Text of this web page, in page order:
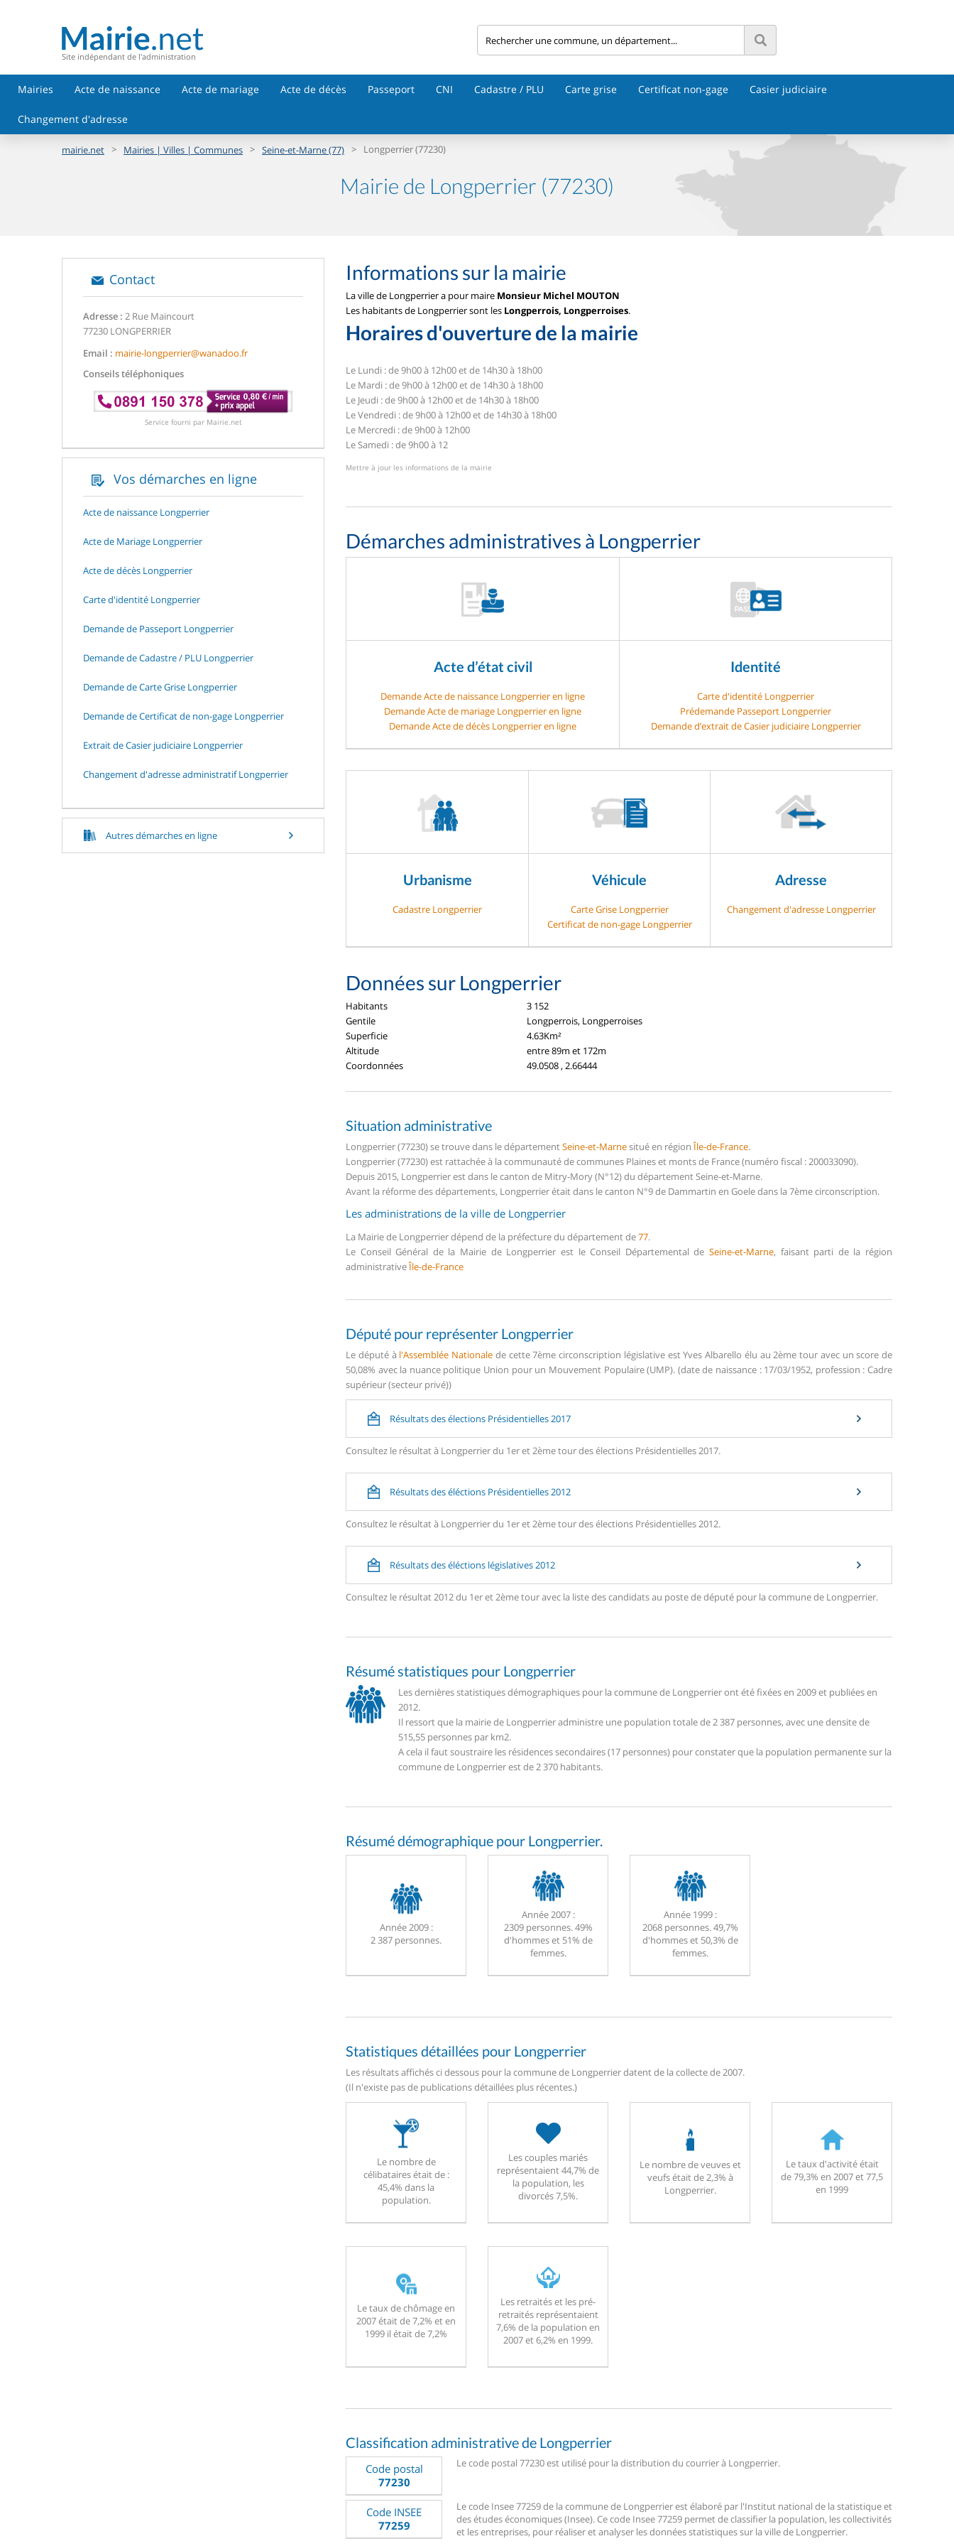
Site indépendant de l'administration
Mairies Acte de naissance Acte de mariage Acte de décès Passeport CNI Cadastre / PLU Carte grise Certificat non-gage Casier judiciaire
Changement d'adresse
mairie.net > Mairies | Villes | Communes > Seine-et-Marne (77) > Longperrier (77230)
Mairie de Longperrier (77230)
Contact
Adresse : 2 Rue Maincourt
77230 LONGPERRIER
Email : mairie-longperrier@wanadoo.fr
Conseils téléphoniques
Service fourni par Mairie.net
Vos démarches en ligne
Acte de naissance Longperrier
Acte de Mariage Longperrier
Acte de décès Longperrier
Carte d'identité Longperrier
Demande de Passeport Longperrier
Demande de Cadastre / PLU Longperrier
Demande de Carte Grise Longperrier
Demande de Certificat de non-gage Longperrier
Extrait de Casier judiciaire Longperrier
Changement d'adresse administratif Longperrier
Autres démarches en ligne
Informations sur la mairie
La ville de Longperrier a pour maire Monsieur Michel MOUTON
Les habitants de Longperrier sont les Longperrois, Longperroises.
Horaires d'ouverture de la mairie
Le Lundi : de 9h00 à 12h00 et de 14h30 à 18h00
Le Mardi : de 9h00 à 12h00 et de 14h30 à 18h00
Le Jeudi : de 9h00 à 12h00 et de 14h30 à 18h00
Le Vendredi : de 9h00 à 12h00 et de 14h30 à 18h00
Le Mercredi : de 9h00 à 12h00
Le Samedi : de 9h00 à 12
Mettre à jour les informations de la mairie
Démarches administratives à Longperrier
Acte d’état civil
Demande Acte de naissance Longperrier en ligne
Demande Acte de mariage Longperrier en ligne
Demande Acte de décès Longperrier en ligne
Identité
Carte d'identité Longperrier
Prédemande Passeport Longperrier
Demande d’extrait de Casier judiciaire Longperrier
Urbanisme
Cadastre Longperrier
Véhicule
Carte Grise Longperrier
Certificat de non-gage Longperrier
Adresse
Changement d'adresse Longperrier
Données sur Longperrier
Habitants
3 152
Gentile
Longperrois, Longperroises
Superficie
4.63Km²
Altitude
entre 89m et 172m
Coordonnées
49.0508 , 2.66444
Situation administrative
Longperrier (77230) se trouve dans le départementSeine-et-Marnesitué en région Île-de-France.
Longperrier (77230) est rattachée à la communauté de communes Plaines et monts de France (numéro fiscal : 200033090).
Depuis 2015, Longperrier est dans le canton de Mitry-Mory (N°12) du département Seine-et-Marne.
Avant la réforme des départements, Longperrier était dans le canton N°9 de Dammartin en Goele dans la 7ème circonscription.
Les administrations de la ville de Longperrier
La Mairie de Longperrier dépend de la préfecture du département de77.
Le Conseil Général de la Mairie de Longperrier est le Conseil Départemental de Seine-et-Marne, faisant parti de la région
administrativeÎle-de-France
Député pour représenter Longperrier
Le député à l'Assemblée Nationale de cette 7ème circonscription législative est Yves Albarello élu au 2ème tour avec un score de
50,08% avec la nuance politique Union pour un Mouvement Populaire (UMP). (date de naissance : 17/03/1952, profession : Cadre
supérieur (secteur privé))
Résultats des élections Présidentielles 2017
Consultez le résultat à Longperrier du 1er et 2ème tour des élections Présidentielles 2017.
Résultats des éléctions Présidentielles 2012
Consultez le résultat à Longperrier du 1er et 2ème tour des élections Présidentielles 2012.
Résultats des éléctions législatives 2012
Consultez le résultat 2012 du 1er et 2ème tour avec la liste des candidats au poste de député pour la commune de Longperrier.
Résumé statistiques pour Longperrier
Les dernières statistiques démographiques pour la commune de Longperrier ont été fixées en 2009 et publiées en
2012.
Il ressort que la mairie de Longperrier administre une population totale de 2 387 personnes, avec une densite de
515,55 personnes par km2.
A cela il faut soustraire les résidences secondaires (17 personnes) pour constater que la population permanente sur la
commune de Longperrier est de 2 370 habitants.
Résumé démographique pour Longperrier.
Année 2009 :
2 387 personnes.
Année 2007 :
2309 personnes. 49%
d'hommes et 51% de
femmes.
Année 1999 :
2068 personnes. 49,7%
d'hommes et 50,3% de
femmes.
Statistiques détaillées pour Longperrier
Les résultats affichés ci dessous pour la commune de Longperrier datent de la collecte de 2007.
(Il n'existe pas de publications détaillées plus récentes.)
Le nombre de
célibataires était de :
45,4% dans la
population.
Les couples mariés
représentaient 44,7% de
la population, les
divorcés 7,5%.
Le nombre de veuves et
veufs était de 2,3% à
Longperrier.
Le taux d'activité était
de 79,3% en 2007 et 77,5
en 1999
Le taux de chômage en
2007 était de 7,2% et en
1999 il était de 7,2%
Les retraités et les pré-
retraités représentaient
7,6% de la population en
2007 et 6,2% en 1999.
Classification administrative de Longperrier
Code postal
77230
Le code postal 77230 est utilisé pour la distribution du courrier à Longperrier.
Code INSEE
77259
Le code Insee 77259 de la commune de Longperrier est élaboré par l'Institut national de la statistique et
des études économiques (Insee). Ce code Insee 77259 permet de classifier la population, les collectivités
et les entreprises, pour réaliser et analyser les données statistiques sur la ville de Longperrier.